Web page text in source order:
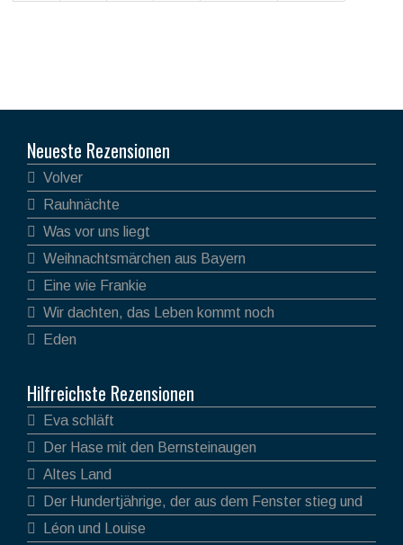
Neueste Rezensionen
Volver
Rauhnächte
Was vor uns liegt
Weihnachtsmärchen aus Bayern
Eine wie Frankie
Wir dachten, das Leben kommt noch
Eden
Hilfreichste Rezensionen
Eva schläft
Der Hase mit den Bernsteinaugen
Altes Land
Der Hundertjährige, der aus dem Fenster stieg und
verschwand
Léon und Louise